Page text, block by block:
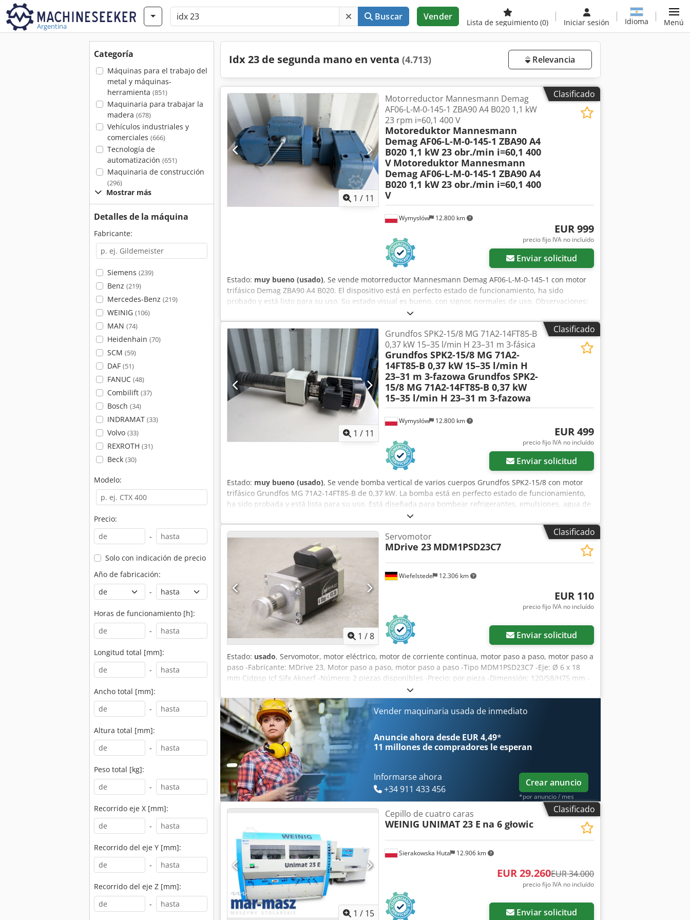
Argentina
Buscar Vender
Lista de seguimiento (0) Iniciar sesión Idioma Menú
Categoría
Máquinas para el trabajo del
metal y máquinas-
herramienta (851)
Maquinaria para trabajar la
madera (678)
Vehículos industriales y
comerciales (666)
Tecnología de
automatización (651)
Maquinaria de construcción
(296)
Mostrar más
Detalles de la máquina
Fabricante:
Siemens (239)
Benz (219)
Mercedes-Benz (219)
WEINIG (106)
MAN (74)
Heidenhain (70)
SCM (59)
DAF (51)
FANUC (48)
Combilift (37)
Bosch (34)
INDRAMAT (33)
Volvo (33)
REXROTH (31)
Beck (30)
Modelo:
Precio:
-
Solo con indicación de precio
Año de fabricación:
-
Horas de funcionamiento [h]:
-
Longitud total [mm]:
-
Ancho total [mm]:
-
Altura total [mm]:
-
Peso total [kg]:
-
Recorrido eje X [mm]:
-
Recorrido del eje Y [mm]:
-
Recorrido del eje Z [mm]:
-
Idx 23 de segunda mano en venta (4.713) Relevancia
Clasificado
1 / 11
Wymysłów 12.800 km
Motorreductor Mannesmann Demag
AF06-L-M-0-145-1 ZBA90 A4 B020 1,1 kW
23 rpm i=60,1 400 V
Motoreduktor Mannesmann
Demag AF06-L-M-0-145-1 ZBA90 A4
B020 1,1 kW 23 obr./min i=60,1 400
V Motoreduktor Mannesmann
Demag AF06-L-M-0-145-1 ZBA90 A4
B020 1,1 kW 23 obr./min i=60,1 400
V
EUR 999
precio fijo IVA no incluído
Enviar solicitud
Estado: muy bueno (usado), Se vende motorreductor Mannesmann Demag AF06-L-M-0-145-1 con motor
trifásico Demag ZBA90 A4 B020. El dispositivo está en perfecto estado de funcionamiento, ha sido
probado y está listo para su uso. Su estado visual es bueno, con signos normales de uso. Observaciones:
Crjdszpbufjpfx Aknof Una de las orejetas de montaje ha sido recortada; esto no afecta al funcionamiento
ni al montaje correcto del motorreductor. La cubierta de plástico del motor presenta una pequeña grieta
que no afecta al funcionamiento del dispositivo. Datos técnicos: Fabricante: Mannesmann Demag AG
Modelo de la caja de cambios: AF06-L-M-0-145-1 Modelo del motor: Demag ZBA90 A4 B020 Potencia: 1,1
kW Alimentación: 3×400 V CA, 50 Hz Tensión del freno: 180 V CC Corriente nominal: 2,80 A Velocidad de
rotación del motor: 1400 rpm Velocidad de salida: aprox. 23 rpm Relación de transmisión: i = 60,1 Par de
frenado: 20 Nm Cos φ: 0,75 Grado de protección: IP54 Clase de aislamiento: F Peso: 21,2 kg
Clasificado
1 / 11
Wymysłów 12.800 km
Grundfos SPK2-15/8 MG 71A2-14FT85-B
0,37 kW 15–35 l/min H 23–31 m 3-fásica
Grundfos SPK2-15/8 MG 71A2-
14FT85-B 0,37 kW 15–35 l/min H
23–31 m 3-fazowa Grundfos SPK2-
15/8 MG 71A2-14FT85-B 0,37 kW
15–35 l/min H 23–31 m 3-fazowa
EUR 499
precio fijo IVA no incluído
Enviar solicitud
Estado: muy bueno (usado), Se vende bomba vertical de varios cuerpos Grundfos SPK2-15/8 con motor
trifásico Grundfos MG 71A2-14FT85-B de 0,37 kW. La bomba está en perfecto estado de funcionamiento,
ha sido probada y está lista para su uso. Está diseñada para bombear refrigerantes, emulsiones, agua de
proceso y otros líquidos utilizados en máquinas herramienta CNC e instalaciones industriales. Presenta
signos normales de uso. Datos de la bomba: Fabricante: Grundfos Modelo: SPK2-15/8 Codszn N Auspfx
Aknorf Versión: AMA CVUV Caudal: 15–35 l/min Altura de elevación: 23–31 m Frecuencia: 50 Hz Datos del
motor: Fabricante: Grundfos Tipo: MG 71A2-14FT85-B Potencia: 0,37 kW Alimentación: 3×200–220 V Δ /
346–380 V Y Frecuencia: 50 Hz Corriente nominal: 1,92 / 1,10 A Velocidad de rotación: 2800–2840 rpm
Factor de potencia (cos φ): 0,82–0,75 Grado de protección: IP54 Clase de aislamiento: F
Clasificado
1 /8
Wiefelstede 12.306 km
Servomotor
MDrive 23 MDM1PSD23C7
EUR 110
precio fijo IVA no incluído
Enviar solicitud
Estado: usado, Servomotor, motor eléctrico, motor de corriente continua, motor paso a paso, motor paso a
paso -Fabricante: MDrive 23, Motor paso a paso, motor paso a paso -Tipo MDM1PSD23C7 -Eje: Ø 6 x 18
mm Cjdpsp Icf Sjfx Aknerf -Número: 2 piezas disponibles -Precio: por pieza -Dimensión: 120/58/H75 mm -
Vender maquinaria usada de inmediato
Anuncie ahora desde EUR 4,49*
11 millones de compradores le esperan
Informarse ahora
+34 911 433 456
Crear anuncio
*por anuncio / mes
Clasificado
1 / 15
Sierakowska Huta 12.906 km
Cepillo de cuatro caras
WEINIG UNIMAT 23 E na 6 głowic
EUR 29.260EUR 34.000
precio fijo IVA no incluído
Enviar solicitud